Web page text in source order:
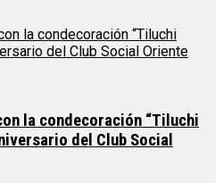
la condecoración “Tiluchi
del Club Social